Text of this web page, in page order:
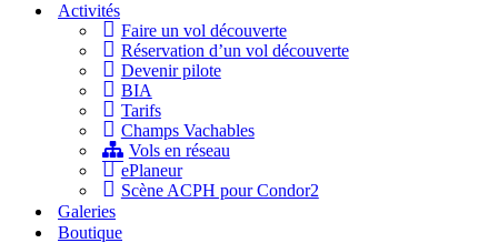
Activités
Faire un vol découverte
Réservation d’un vol découverte
Devenir pilote
BIA
Tarifs
Champs Vachables
Vols en réseau
ePlaneur
Scène ACPH pour Condor2
Galeries
Boutique